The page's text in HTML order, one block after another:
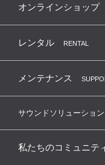
オンラインショップ
レンタル RENTAL
メンテナンス
サウンドソリューション
私たちのコミュニテ